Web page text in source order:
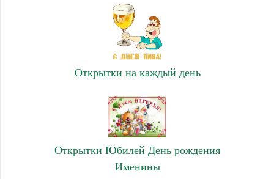
Открытки на каждый день
Открытки Юбилей День рождения
Именины